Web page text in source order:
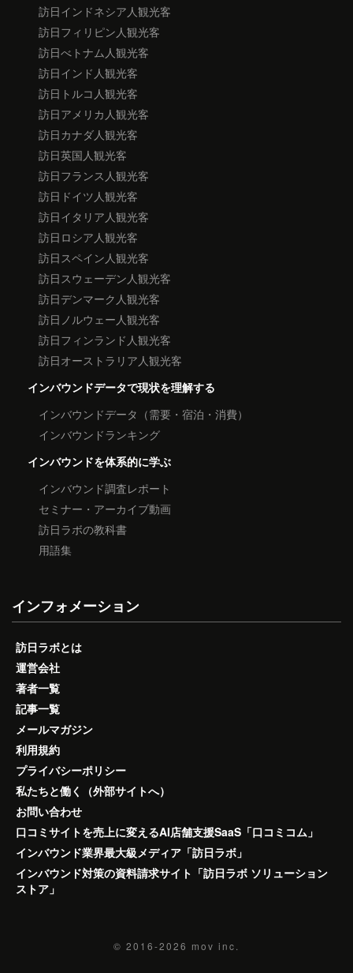
訪日インドネシア人観光客
訪日フィリピン人観光客
訪日べトナム人観光客
訪日インド人観光客
訪日トルコ人観光客
訪日アメリカ人観光客
訪日カナダ人観光客
訪日英国人観光客
訪日フランス人観光客
訪日ドイツ人観光客
訪日イタリア人観光客
訪日ロシア人観光客
訪日スペイン人観光客
訪日スウェーデン人観光客
訪日デンマーク人観光客
訪日ノルウェー人観光客
訪日フィンランド人観光客
訪日オーストラリア人観光客
インバウンドデータで現状を理解する
インバウンドデータ（需要・宿泊・消費）
インバウンドランキング
インバウンドを体系的に学ぶ
インバウンド調査レポート
セミナー・アーカイブ動画
訪日ラボの教科書
用語集
インフォメーション
訪日ラボとは
運営会社
著者一覧
記事一覧
メールマガジン
利用規約
プライバシーポリシー
私たちと働く（外部サイトへ）
お問い合わせ
口コミサイトを売上に変えるAI店舗支援SaaS「口コミコム」
インバウンド業界最大級メディア「訪日ラボ」
インバウンド対策の資料請求サイト「訪日ラボ ソリューション
ストア」
© 2016-2026 mov inc.